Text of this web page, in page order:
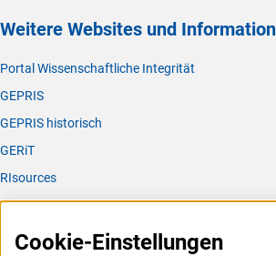
Weitere Websites und
Portal Wissenschaftliche Integrität
GEPRIS
GEPRIS historisch
GERiT
RIsources
Service
Presse
Cookie-Einstellungen